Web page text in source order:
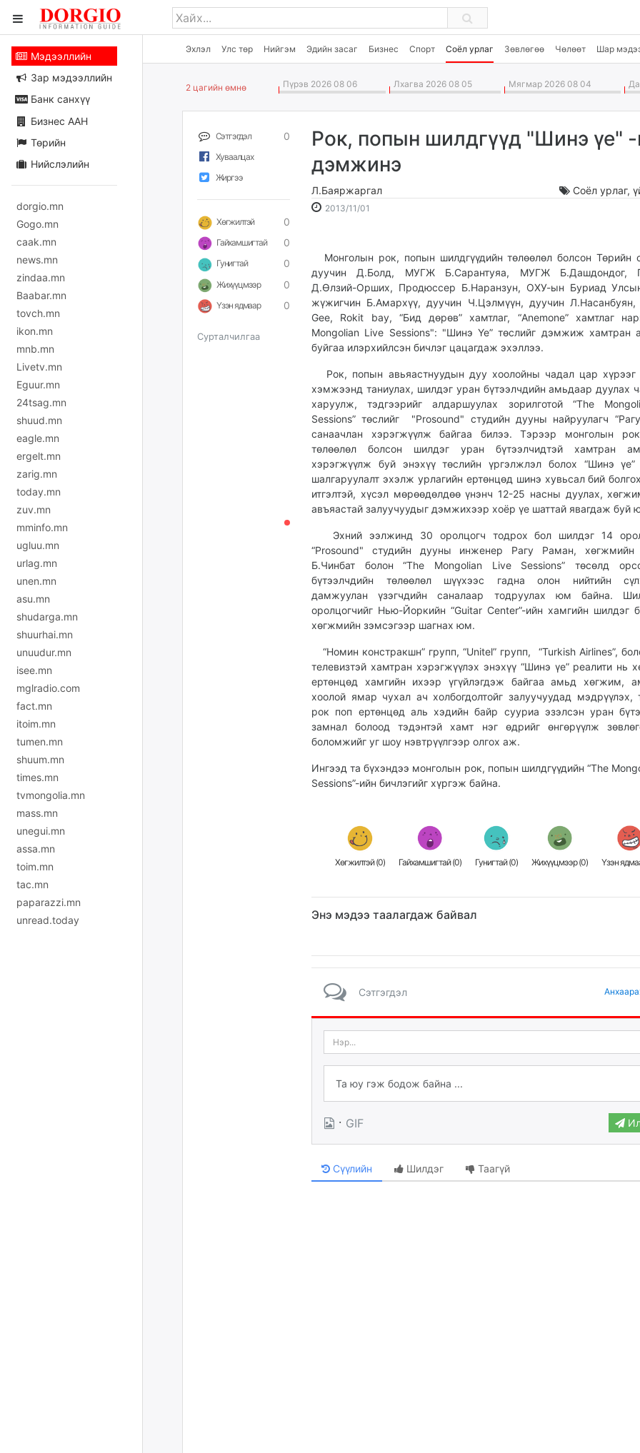
Эхлэл Улс төр Нийгэм Эдийн засаг Бизнес Спорт Соёл урлаг Зөвлөгөө Чөлөөт Шар
Мэдээллийн
Зар мэдээллийн
Банк санхүү
Бизнес ААН
Төрийн
Нийслэлийн
dorgio.mn
Gogo.mn
caak.mn
news.mn
zindaa.mn
Baabar.mn
tovch.mn
ikon.mn
mnb.mn
Livetv.mn
Eguur.mn
24tsag.mn
shuud.mn
eagle.mn
ergelt.mn
zarig.mn
today.mn
zuv.mn
mminfo.mn
ugluu.mn
urlag.mn
unen.mn
asu.mn
shudarga.mn
shuurhai.mn
unuudur.mn
isee.mn
mglradio.com
fact.mn
itoim.mn
tumen.mn
shuum.mn
times.mn
tvmongolia.mn
mass.mn
unegui.mn
assa.mn
toim.mn
tac.mn
paparazzi.mn
unread.today
2 цагийн өмнө Пүрэв 2026 08 06 Лхагва 2026 08 05 Мягмар 2026 08 04
Сэтгэгдэл 0
Хуваалцах
Жиргээ
Хөгжилтэй 0
Гайхамшигтай 0
Гунигтай 0
Жихүүцмээр 0
Үзэн ядмаар 0
Сурталчилгаа
Рок, попын шилдгүүд "Шинэ үе" -
дэмжинэ
Л.Баяржаргал Соёл урлаг,
2013/11/01
20:05:24
15:43:21
Монголын рок, попын шилдгүүдийн төлөөлөл болсон Төрийн
дуучин Д.Болд, МУГЖ Б.Сарантуяа, МУГЖ Б.Дашдондог,
Д.Өлзий-Орших, Продюссер Б.Наранзун, ОХУ-ын Буриад
жүжигчин Б.Амархүү, дуучин Ч.Цэлмүүн, дуучин
Gee, Rokit bay, “Бид дөрөв” хамтлаг, “Anemone” хамтлаг
Mongolian Live Sessions": "Шинэ Үе” төслийг дэмжиж хамтран
буйгаа илэрхийлсэн бичлэг цацагдаж эхэллээ.
Рок, попын авьяастнуудын дуу хоолойны чадал цар хүрээг
хэмжээнд таниулах, шилдэг уран бүтээлчдийн амьдаар дуулах
харуулж, тэдгээрийг алдаршуулах зорилготой “The
Sessions” төслийг "Prosound" студийн дууны найруулагч
санаачлан хэрэгжүүлж байгаа билээ. Тэрээр монголын
төлөөлөл болсон шилдэг уран бүтээлчидтэй хамтран
хэрэгжүүлж буй энэхүү төслийн үргэлжлэл болох “Шинэ үе”
шалгаруулалт эхэлж урлагийн ертөнцөд шинэ хувьсал бий
итгэлтэй, хүсэл мөрөөдөлдөө үнэнч 12-25 насны дуулах,
авъяастай залуучуудыг дэмжихээр хоёр үе шаттай явагдаж буй
Эхний ээлжинд 30 оролцогч тодрох бол шилдэг 14
“Prosound" студийн дууны инженер Рагу Раман, хөгжмийн
Б.Чинбат болон “The Mongolian Live Sessions” төсөлд
бүтээлчдийн төлөөлөл шүүхээс гадна олон нийтийн
дамжуулан үзэгчдийн саналаар тодруулах юм байна.
оролцогчийг Нью-Йоркийн “Guitar Center”-ийн хамгийн шилдэг
хөгжмийн зэмсэгээр шагнах юм.
“Номин констракшн” групп, “Unitel” групп, “Turkish Airlines”,
телевизтэй хамтран хэрэгжүүлэх энэхүү “Шинэ үе” реалити нь
ертөнцөд хамгийн ихээр үгүйлэгдэж байгаа амьд хөгжим,
хоолой ямар чухал ач холбогдолтойг залуучуудад мэдрүүлэх,
рок поп ертөнцөд аль хэдийн байр сууриа эзэлсэн уран
замнал болоод тэдэнтэй хамт нэг өдрийг өнгөрүүлж
боломжийг уг шоу нэвтрүүлгээр олгох аж.
Ингээд та бүхэндээ монголын рок, попын шилдгүүдийн “The
Sessions”-ийн бичлэгийг хүргэж байна.
Хөгжилтэй (0) Гайхамшигтай (0) Гунигтай (0) Жихүүцмээр (0) Үзэн
Энэ мэдээ таалагдаж байвал
Сэтгэгдэл
· GIF
Сүүлийн Шилдэг Таагүй